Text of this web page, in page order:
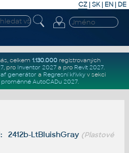
CZ | SK| EN | DE
celkem 1.130.000registrovaných
, pro Inventor 2027a pro Revit 2027.
generátor a Regresní křivkyv sekci
proměnné AutoCADu 2027.
2412b-LtBluishGray (Plastové